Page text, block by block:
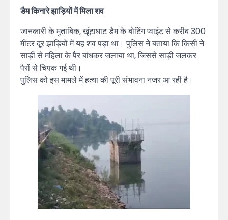
डैम किनारे झाड़ियों में मिला शव
जानकारी के मुताबिक, खूंटाघाट डैम के बोटिंग प्वाइंट से करीब 300
मीटर दूर झाड़ियों में यह शव पड़ा था। पुलिस ने बताया कि किसी ने
साड़ी से महिला के पैर बांधकर जलाया था, जिससे साड़ी जलकर
पैरों से चिपक गई थी।
पुलिस को इस मामले में हत्या की पूरी संभावना नजर आ रही है।